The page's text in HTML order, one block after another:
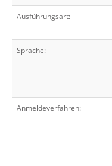
Ausführungsart:
Sprache:
Anmeldeverfahren: